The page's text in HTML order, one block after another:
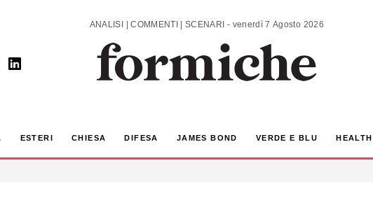
ANALISI | COMMENTI | SCENARI - venerdì 7 Agosto 2026
ESTERI CHIESA DIFESA JAMES BOND VERDE E BLU